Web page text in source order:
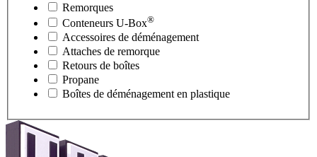
Remorques
Conteneurs U-Box®
Accessoires de déménagement
Attaches de remorque
Retours de boîtes
Propane
Boîtes de déménagement en plastique